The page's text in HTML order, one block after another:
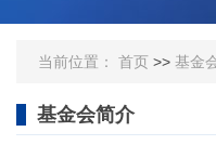
当前位置： 首页 >> 基金
基金会简介